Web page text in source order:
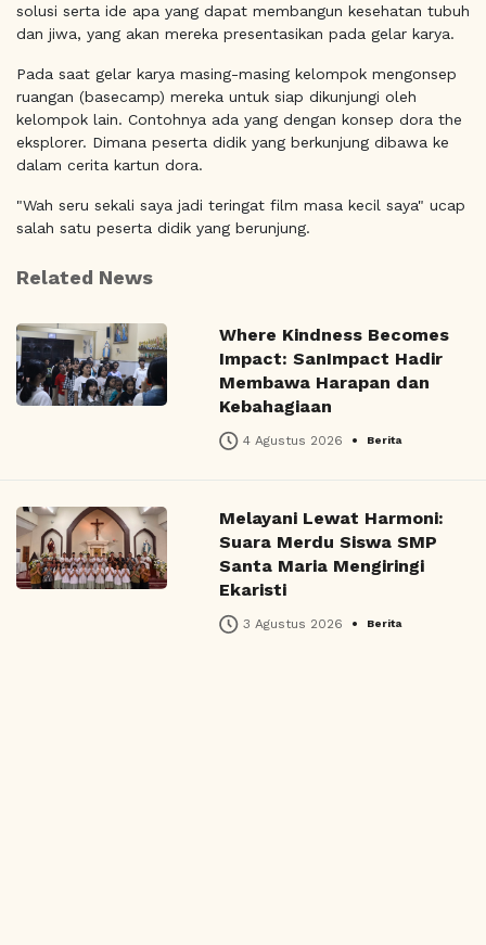
solusi serta ide apa yang dapat membangun kesehatan tubuh
dan jiwa, yang akan mereka presentasikan pada gelar karya.
Pada saat gelar karya masing-masing kelompok mengonsep
ruangan (basecamp) mereka untuk siap dikunjungi oleh
kelompok lain. Contohnya ada yang dengan konsep dora the
eksplorer. Dimana peserta didik yang berkunjung dibawa ke
dalam cerita kartun dora.
"Wah seru sekali saya jadi teringat film masa kecil saya" ucap
salah satu peserta didik yang berunjung.
Related News
Where Kindness Becomes
Impact: SanImpact Hadir
Membawa Harapan dan
Kebahagiaan
4 Agustus 2026 • Berita
Melayani Lewat Harmoni:
Suara Merdu Siswa SMP
Santa Maria Mengiringi
Ekaristi
3 Agustus 2026 • Berita